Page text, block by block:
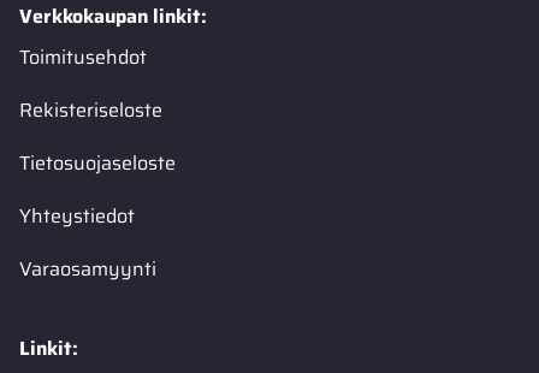
Verkkokaupan linkit:
Toimitusehdot
Rekisteriseloste
Tietosuojaseloste
Yhteystiedot
Varaosamyynti
Linkit: